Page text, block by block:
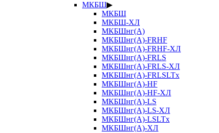
МКБШ▶
МКБШ
МКБШ-ХЛ
МКБШнг(А)
МКБШнг(А)-FRHF
МКБШнг(А)-FRHF-ХЛ
МКБШнг(А)-FRLS
МКБШнг(А)-FRLS-ХЛ
МКБШнг(А)-FRLSLTx
МКБШнг(А)-HF
МКБШнг(А)-HF-ХЛ
МКБШнг(А)-LS
МКБШнг(А)-LS-ХЛ
МКБШнг(А)-LSLTx
МКБШнг(А)-ХЛ